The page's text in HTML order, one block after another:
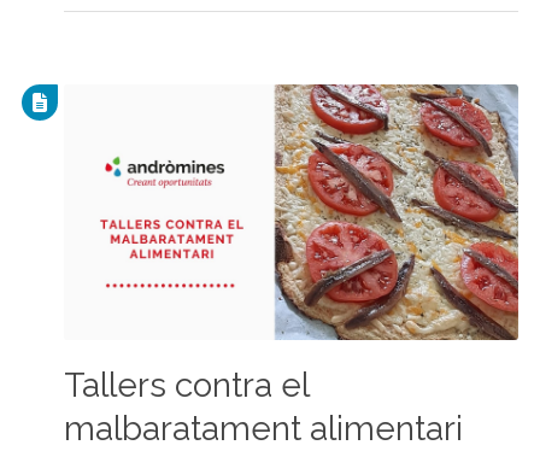
Tallers contra el
malbaratament alimentari